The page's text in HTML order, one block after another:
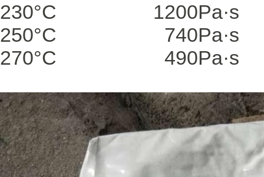
230°C
1200Pa·s
250°C
740Pa·s
270°C
490Pa·s